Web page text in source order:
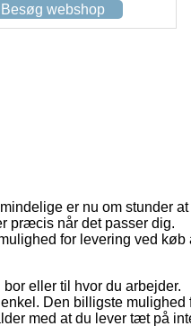
Besøg webshop
er nu om stunder at
præcis når det passer dig.
for levering ved køb
eller til hvor du arbejder.
Den billigste mulighed
med at du lever tæt på